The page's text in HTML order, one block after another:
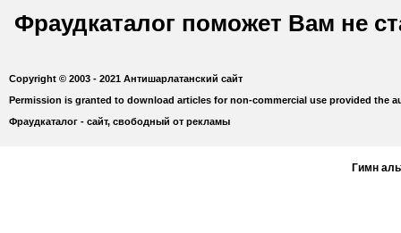
Фраудкаталог поможет Вам не
Copyright © 2003 - 2021 Антишарлатанский сайт
Permission is granted to download articles for non-commercial use provided the
Фраудкаталог - сайт, свободный от рекламы
Гимн